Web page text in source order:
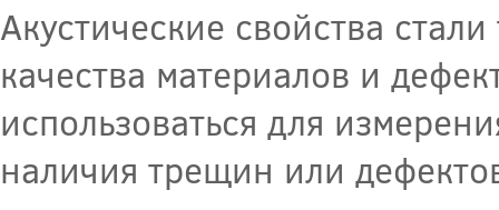
Акустические свойства
качества материалов и
использоваться для
наличия трещин или